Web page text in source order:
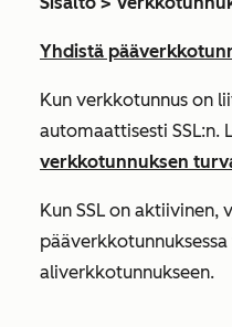
Yhdistä
Kun verkkotunnus on
automaattisesti SSL:n.
verkkotunnuksen
Kun SSL on aktiivinen,
aliverkkotunnukseen.